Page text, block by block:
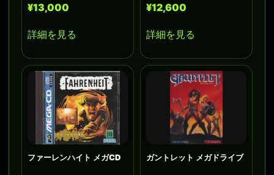
¥13,000
詳細を見る
¥12,600
詳細を見る
ファーレンハイト メガCD ガントレット メガドライブ